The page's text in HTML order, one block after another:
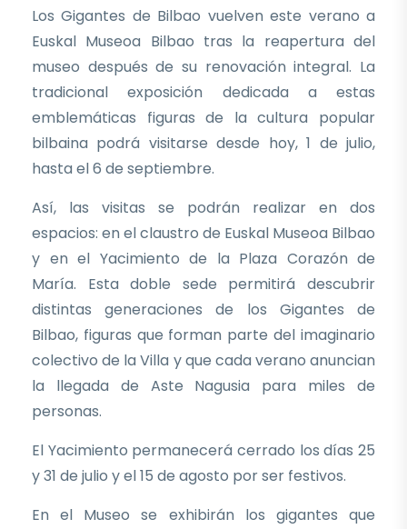
Los Gigantes de Bilbao vuelven este verano a
Euskal Museoa Bilbao tras la reapertura del
museo después de su renovación integral. La
tradicional exposición dedicada a estas
emblemáticas figuras de la cultura popular
bilbaina podrá visitarse desde hoy, 1 de julio,
hasta el 6 de septiembre.
Así, las visitas se podrán realizar en dos
espacios: en el claustro de Euskal Museoa Bilbao
y en el Yacimiento de la Plaza Corazón de
María. Esta doble sede permitirá descubrir
distintas generaciones de los Gigantes de
Bilbao, figuras que forman parte del imaginario
colectivo de la Villa y que cada verano anuncian
la llegada de Aste Nagusia para miles de
personas.
El Yacimiento permanecerá cerrado los días 25
y 31 de julio y el 15 de agosto por ser festivos.
En el Museo se exhibirán los gigantes que